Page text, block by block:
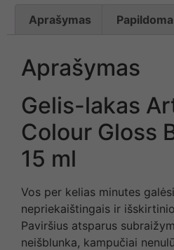
Aprašymas
Aprašymas
Gelis-lakas
Colour Gloss
15 ml
Vos per kelias minutes
nepriekaištingais ir
Paviršius atsparus
neišblunka, kampučiai